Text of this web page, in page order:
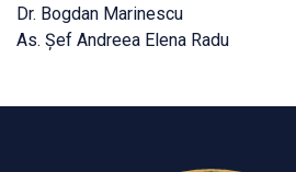
Dr. Bogdan Marinescu
As. Șef Andreea Elena Radu